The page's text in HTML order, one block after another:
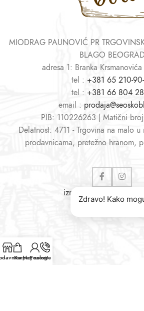
MIODRAG PAUNOVIĆ PR
BLAGO
adresa 1: Branka
tel : +381 65 210-
tel : +381 66 804
email :
PIB: 110226263 | Matični
Delatnost: 4711 - Trgovina na malo
prodavnicama, pretežno hranom,
izrada sajtova
KorpaMoj nalog
Pozovite nas
Zdravo! Kako